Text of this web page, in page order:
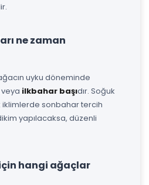
ne zaman
uyku döneminde
veya ilkbahar başıdır. Soğuk
iklimlerde sonbahar tercih
yapılacaksa, düzenli
hangi ağaçlar